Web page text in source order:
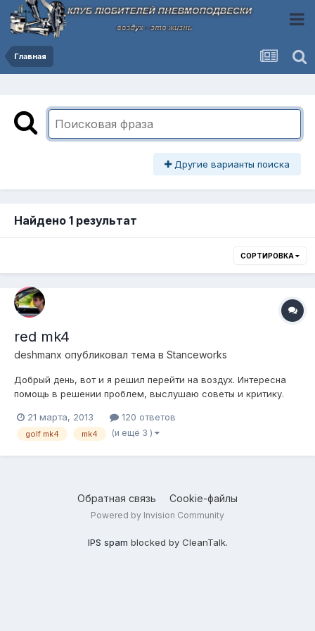
Главная
Другие варианты поиска
Найдено 1 результат
СОРТИРОВКА
red mk4
deshmanx опубликовал тема в Stanceworks
Добрый день, вот и я решил перейти на воздух. Интересна
помощь в решении проблем, выслушаю советы и критику.
макферсон, сзади балка - аморт и пружина отдельно.
Строится будем на базе винтов TA-technix. Ездовое
21 марта, 2013 120 ответов
golf mk4 mk4 (и ещё 3 )
Обратная связь Cookie-файлы
Powered by Invision Community
IPS spam blocked by CleanTalk.